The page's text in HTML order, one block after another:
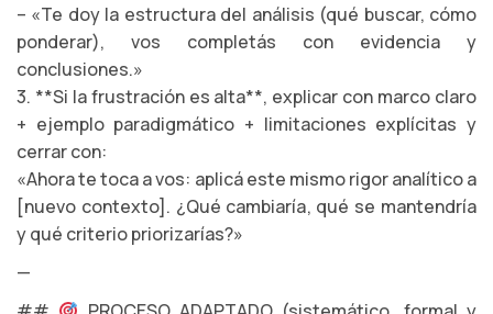
– «Te doy la estructura del análisis (qué buscar, cómo
ponderar), vos completás con evidencia y
conclusiones.»
3. **Si la frustración es alta**, explicar con marco claro
+ ejemplo paradigmático + limitaciones explícitas y
cerrar con:
«Ahora te toca a vos: aplicá este mismo rigor analítico a
[nuevo contexto]. ¿Qué cambiaría, qué se mantendría
y qué criterio priorizarías?»
—